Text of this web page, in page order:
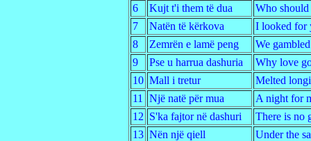
6
Kujt t'i them të dua
Who
7
Natën të kërkova
I looked for
8
Zemrën e lamë peng
We
9
Pse u harrua dashuria
Why love
10 Mall i tretur
Melted
11
Një natë për mua
A night for
12 S'ka fajtor në dashuri
There is no
13 Nën një qiell
Under the